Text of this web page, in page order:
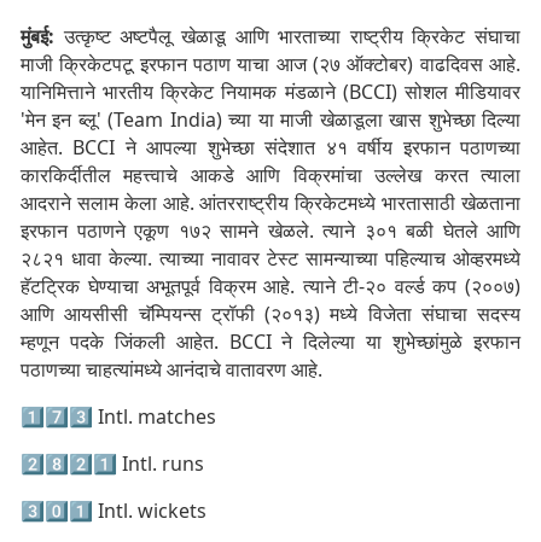
मुंबई: उत्कृष्ट अष्टपैलू खेळाडू आणि भारताच्या राष्ट्रीय क्रिकेट संघाचा
माजी क्रिकेटपटू इरफान पठाण याचा आज (२७ ऑक्टोबर) वाढदिवस आहे.
यानिमित्ताने भारतीय क्रिकेट नियामक मंडळाने (BCCI) सोशल मीडियावर
'मेन इन ब्लू' (Team India) च्या या माजी खेळाडूला खास शुभेच्छा दिल्या
आहेत. BCCI ने आपल्या शुभेच्छा संदेशात ४१ वर्षीय इरफान पठाणच्या
कारकिर्दीतील महत्त्वाचे आकडे आणि विक्रमांचा उल्लेख करत त्याला
आदराने सलाम केला आहे. आंतरराष्ट्रीय क्रिकेटमध्ये भारतासाठी खेळताना
इरफान पठाणने एकूण १७२ सामने खेळले. त्याने ३०१ बळी घेतले आणि
२८२१ धावा केल्या. त्याच्या नावावर टेस्ट सामन्याच्या पहिल्याच ओव्हरमध्ये
हॅटट्रिक घेण्याचा अभूतपूर्व विक्रम आहे. त्याने टी-२० वर्ल्ड कप (२००७)
आणि आयसीसी चॅम्पियन्स ट्रॉफी (२०१३) मध्ये विजेता संघाचा सदस्य
म्हणून पदके जिंकली आहेत. BCCI ने दिलेल्या या शुभेच्छांमुळे इरफान
पठाणच्या चाहत्यांमध्ये आनंदाचे वातावरण आहे.
1️⃣7️⃣3️⃣ Intl. matches
2️⃣8️⃣2️⃣1️⃣ Intl. runs
3️⃣0️⃣1️⃣ Intl. wickets